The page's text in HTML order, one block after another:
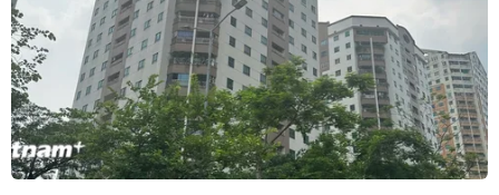
Nghị quyết của Bộ Chính trị về công
tác người Việt Nam ở nước ngoài
04/08/2026 12:08